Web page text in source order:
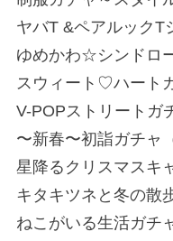
ヤバT &ペアルックT
ゆめかわ☆シンドロ
スウィート♡ハート
V-POPストリートガ
〜新春〜初詣ガチャ
星降るクリスマスキ
キタキツネと冬の散
ねこがいる生活ガチ